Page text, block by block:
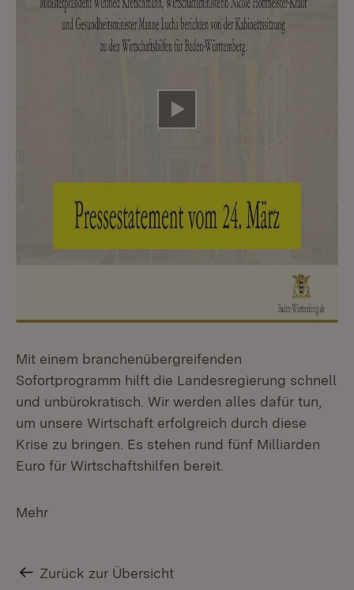
Video abspielen
Mit einem branchenübergreifenden
Sofortprogramm hilft die Landesregierung schnell
und unbürokratisch. Wir werden alles dafür tun,
um unsere Wirtschaft erfolgreich durch diese
Krise zu bringen. Es stehen rund fünf Milliarden
Euro für Wirtschaftshilfen bereit.
Mehr
Zurück zur Übersicht